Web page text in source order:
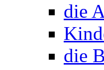
die
die